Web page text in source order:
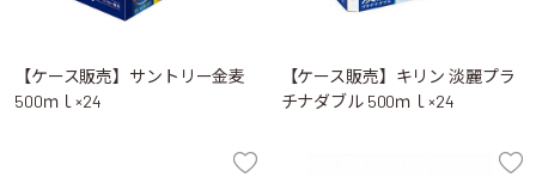
【ケース販売】サントリー金麦
500ｍｌ×24
【ケース販売】キリン 淡麗プラ
チナダブル 500ｍｌ×24